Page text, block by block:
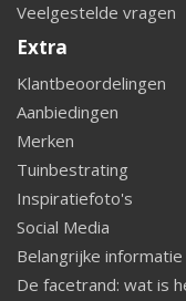
Veelgestelde vragen
Extra
Klantbeoordelingen
Aanbiedingen
Merken
Tuinbestrating
Inspiratiefoto's
Social Media
Belangrijke informatie
De facetrand: wat is